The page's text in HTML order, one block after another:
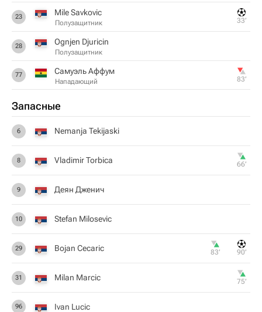
23 Mile Savkovic
Полузащитник 33‎’‎
28 Ognjen Djuricin
Полузащитник
77 Самуэль Аффум
Нападающий 83‎’‎
Запасные
6 Nemanja Tekijaski
8 Vladimir Torbica 66‎’‎
9 Деян Дженич
10 Stefan Milosevic
29 Bojan Cecaric 83‎’‎ 90‎’‎
31 Milan Marcic 75‎’‎
96 Ivan Lucic